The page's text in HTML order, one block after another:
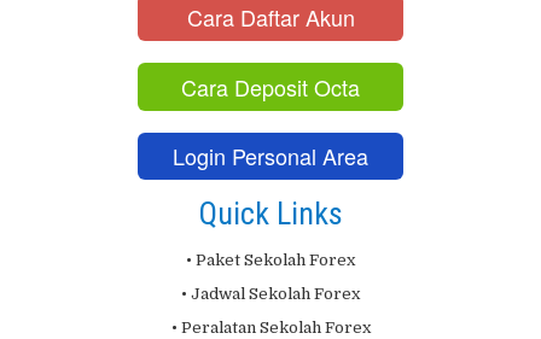
Cara Daftar Akun
Cara Deposit Octa
Login Personal Area
Quick Links
• Paket Sekolah Forex
• Jadwal Sekolah Forex
• Peralatan Sekolah Forex